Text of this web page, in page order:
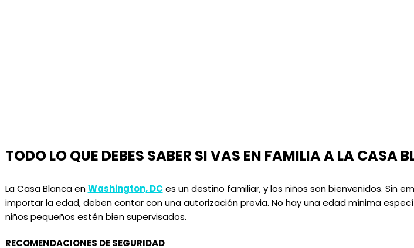
TODO LO QUE DEBES SABER SI VAS EN FAMILIA A LA CASA
La Casa Blanca en Washington, DC es un destino familiar, y los niños son bienvenidos. Sin
importar la edad, deben contar con una autorización previa. No hay una edad mínima
niños pequeños estén bien supervisados.
RECOMENDACIONES DE SEGURIDAD